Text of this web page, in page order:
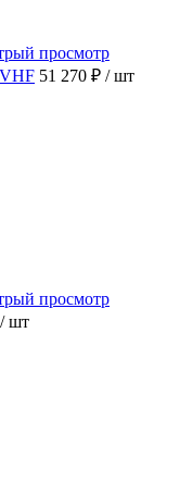
просмотр
51 270 ₽ / шт
просмотр
/ шт